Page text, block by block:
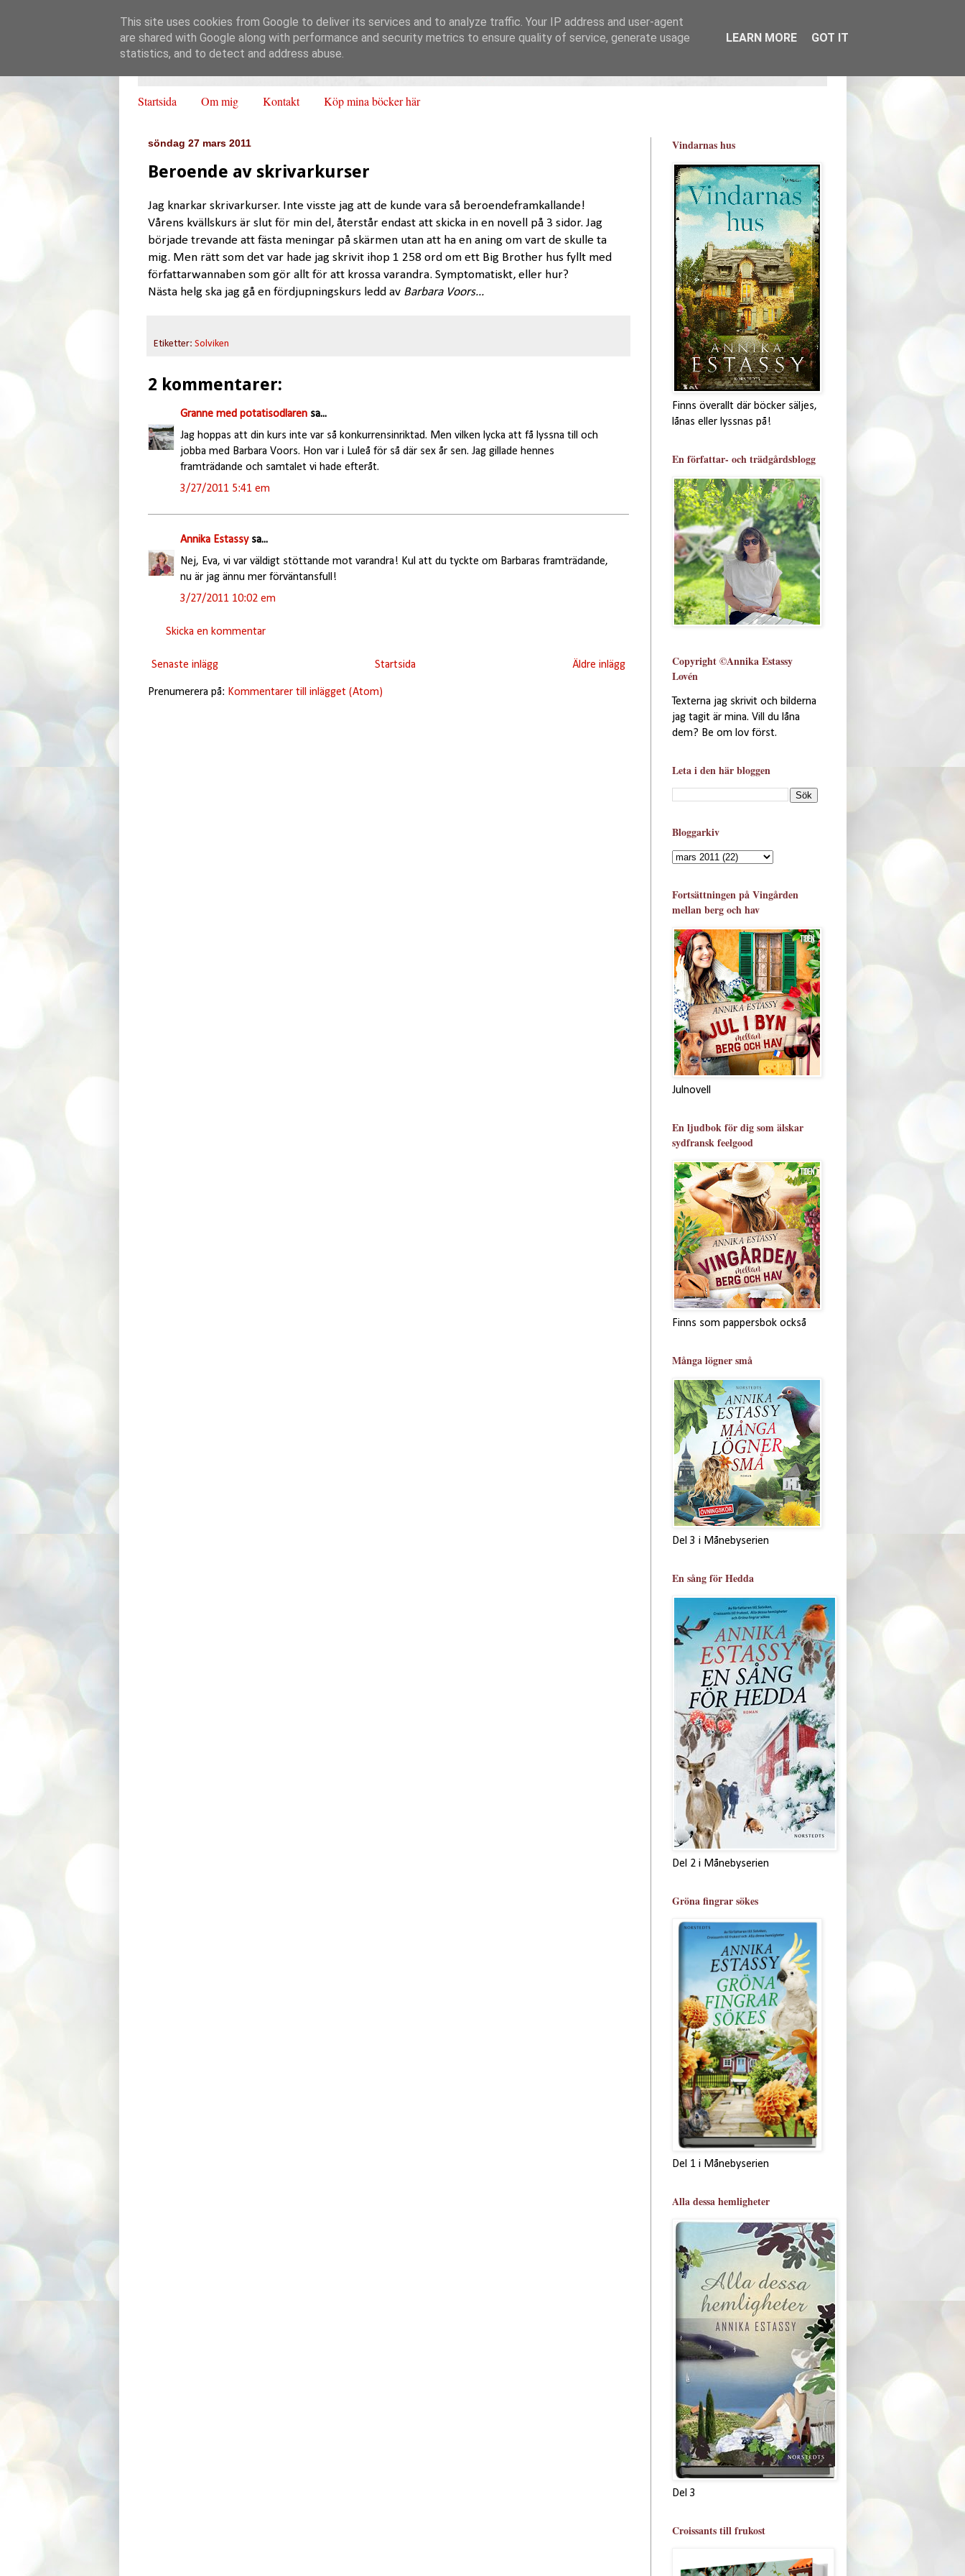
Startsida Om mig Kontakt Köp mina böcker här
söndag 27 mars 2011
Beroende av skrivarkurser
Jag knarkar skrivarkurser. Inte visste jag att de kunde vara så beroendeframkallande!
Vårens kvällskurs är slut för min del, återstår endast att skicka in en novell på 3 sidor. Jag
började trevande att fästa meningar på skärmen utan att ha en aning om vart de skulle ta
mig. Men rätt som det var hade jag skrivit ihop 1 258 ord om ett Big Brother hus fyllt med
författarwannaben som gör allt för att krossa varandra. Symptomatiskt, eller hur?
Nästa helg ska jag gå en fördjupningskurs ledd avBarbara Voors...
Etiketter: Solviken
2 kommentarer:
Granne med potatisodlarensa...
Jag hoppas att din kurs inte var så konkurrensinriktad. Men vilken lycka att få lyssna till och
jobba med Barbara Voors. Hon var i Luleå för så där sex år sen. Jag gillade hennes
framträdande och samtalet vi hade efteråt.
3/27/2011 5:41 em
Annika Estassysa...
Nej, Eva, vi var väldigt stöttande mot varandra! Kul att du tyckte om Barbaras framträdande,
nu är jag ännu mer förväntansfull!
3/27/2011 10:02 em
Skicka en kommentar
Senaste inlägg Äldre inlägg
Startsida
Prenumerera på: Kommentarer till inlägget (Atom)
Vindarnas hus
Finns överallt där böcker säljes,
lånas eller lyssnas på!
En författar- och trädgårdsblogg
Copyright ©Annika Estassy
Lovén
Texterna jag skrivit och bilderna
jag tagit är mina. Vill du låna
dem? Be om lov först.
Leta i den här bloggen
Bloggarkiv
Fortsättningen på Vingården
mellan berg och hav
Julnovell
En ljudbok för dig som älskar
sydfransk feelgood
Finns som pappersbok också
Många lögner små
Del 3 i Månebyserien
En sång för Hedda
Del 2 i Månebyserien
Gröna fingrar sökes
Del 1 i Månebyserien
Alla dessa hemligheter
Del 3
Croissants till frukost
This site uses cookies from Google to deliver its services and to analyze traffic. Your IP address and user-agent
are shared with Google along with performance and security metrics to ensure quality of service, generate usage
statistics, and to detect and address abuse.
LEARN MORE GOT IT